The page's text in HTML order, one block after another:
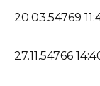
20.03.54769
27.11.54766